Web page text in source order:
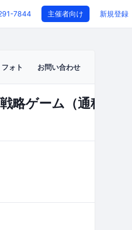
7844 主催者向け 新規登録
フォト お問い合わせ
ゲーム（通称mg）